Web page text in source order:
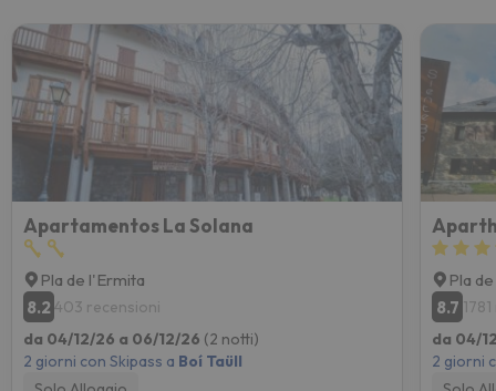
Apartamentos La Solana
Pla de l'Ermita
8.2 403 recensioni
da 04/12/26 a 06/12/26 (2 notti)
2 giorni con Skipass a Boí Taüll
Pla
8.7
da 04/
2 giorni